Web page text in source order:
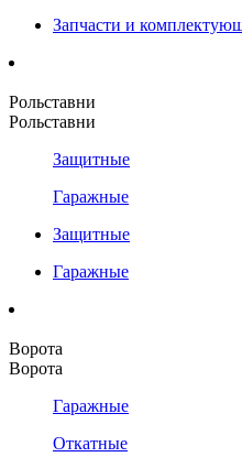
Запчасти и
Рольставни
Рольставни
Защитные
Гаражные
Защитные
Гаражные
Ворота
Ворота
Гаражные
Откатные